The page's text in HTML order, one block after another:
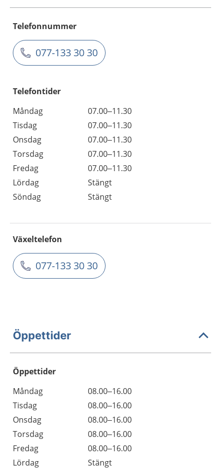
Telefonnummer
077-133 30 30
Telefontider
Måndag
07.00–11.30
Tisdag
07.00–11.30
Onsdag
07.00–11.30
Torsdag
07.00–11.30
Fredag
07.00–11.30
Lördag
Stängt
Söndag
Stängt
Växeltelefon
077-133 30 30
Öppettider
Öppettider
Dag
Öppettider
Kommentarer
Måndag
08.00–16.00
Tisdag
08.00–16.00
Onsdag
08.00–16.00
Torsdag
08.00–16.00
Fredag
08.00–16.00
Lördag
Stängt